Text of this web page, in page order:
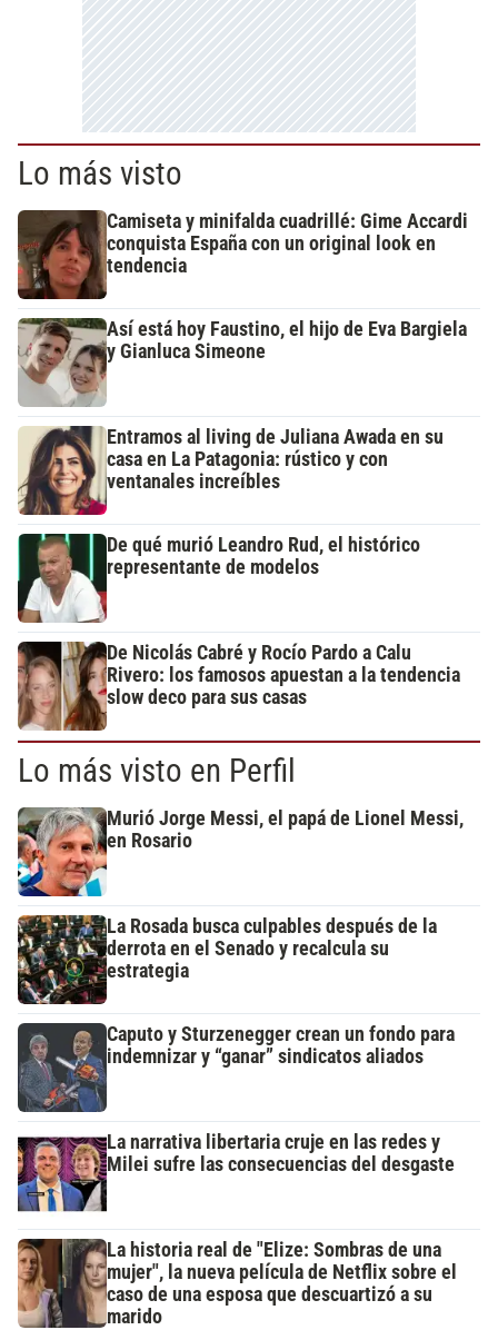
Lo más visto
Camiseta y minifalda cuadrillé: Gime Accardi
conquista España con un original look en
tendencia
Así está hoy Faustino, el hijo de Eva Bargiela
y Gianluca Simeone
Entramos al living de Juliana Awada en su
casa en La Patagonia: rústico y con
ventanales increíbles
De qué murió Leandro Rud, el histórico
representante de modelos
De Nicolás Cabré y Rocío Pardo a Calu
Rivero: los famosos apuestan a la tendencia
slow deco para sus casas
Lo más visto en Perfil
Murió Jorge Messi, el papá de Lionel Messi,
en Rosario
La Rosada busca culpables después de la
derrota en el Senado y recalcula su
estrategia
Caputo y Sturzenegger crean un fondo para
indemnizar y “ganar” sindicatos aliados
La narrativa libertaria cruje en las redes y
Milei sufre las consecuencias del desgaste
La historia real de "Elize: Sombras de una
mujer", la nueva película de Netflix sobre el
caso de una esposa que descuartizó a su
marido